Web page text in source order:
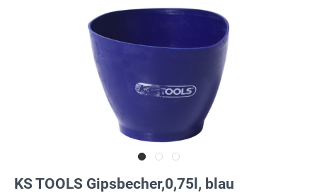
KS TOOLS Gipsbecher,0,75l, blau